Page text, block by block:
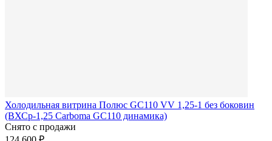
Холодильная витрина Полюс GC110 VV 1,25-1 без боковин
(ВХСр-1,25 Carboma GC110 динамика)
Снято с продажи